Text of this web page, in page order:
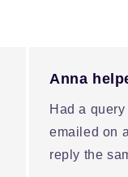
Anna
Had a
emailed on
reply the